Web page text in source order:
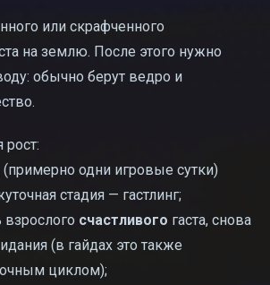
или скрафченного
на землю. После этого нужно
обычно берут ведро и
рост:
(примерно одни игровые сутки)
стадия — гастлинг;
взрослого счастливого гаста, снова
(в гайдах это также
циклом);